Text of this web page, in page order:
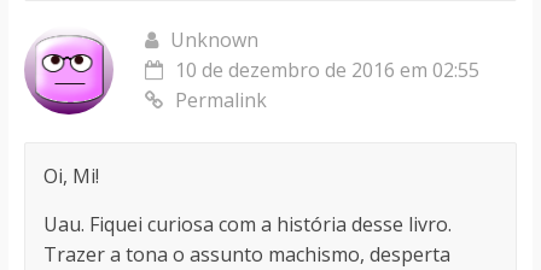
Unknown
10 de dezembro de 2016 em 02:55
Permalink
Oi, Mi!
Uau. Fiquei curiosa com a história desse livro.
Trazer a tona o assunto machismo, desperta